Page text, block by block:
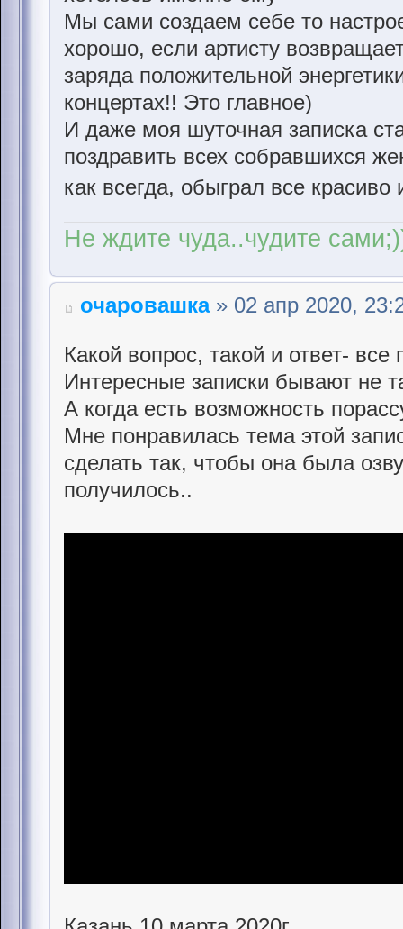
Мы сами создаем себе то
хорошо, если артисту
заряда положительной
концертах!! Это главное)
И даже моя шуточная записка
поздравить всех собравшихся
как всегда, обыграл все красиво
Не ждите чуда..чудите
очаровашка» 02 апр 2020,
Какой вопрос, такой и ответ- все
Интересные записки бывают не
А когда есть возможность
Мне понравилась тема этой
сделать так, чтобы она была
получилось..